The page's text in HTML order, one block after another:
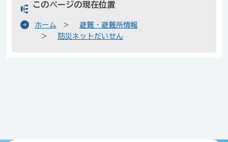
このページの現在位置
ホーム
避難・避難所情報
防災ネットだいせん